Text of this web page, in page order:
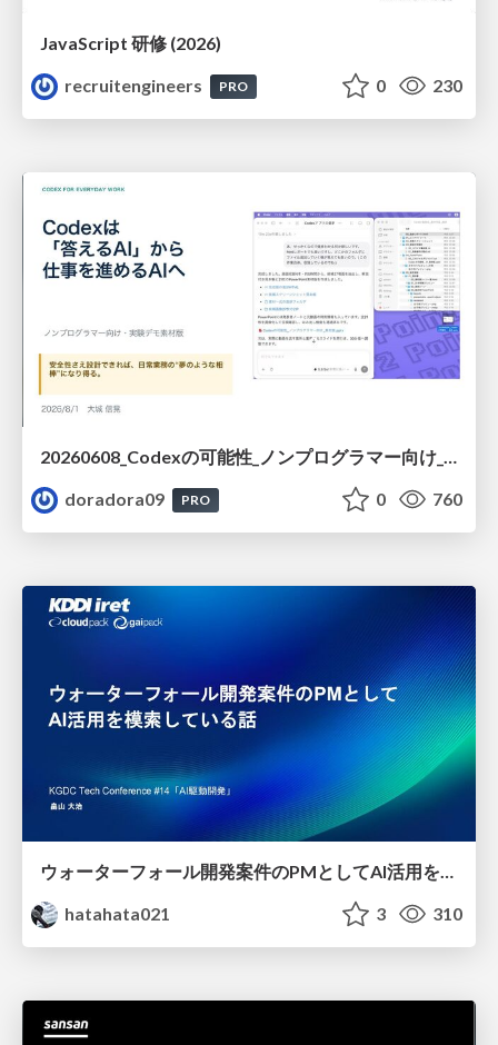
JavaScript 研修 (2026)
recruitengineers
PRO 0 230
20260608_Codexの可能性_ノンプログラマー向け_大城追記
doradora09
PRO 0 760
hatahata021
3 310